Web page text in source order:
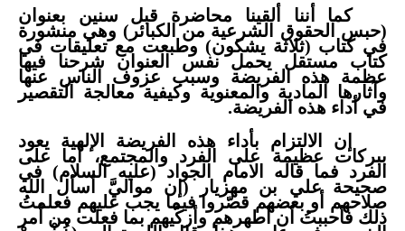
كما أننا ألقينا محاضرة قبل سنين بعنوان
(حبس الحقوق الشرعية من الكبائر) وهي منشورة
في كتاب (ثلاثة يشكون) وطبعت مع تعليقات في
كتاب مستقل يحمل نفس العنوان شرحنا فيها
عظمة هذه الفريضة وسبب عزوف الناس عنها
وآثارها المادية والمعنوية وكيفية معالجة التقصير
في أداء هذه الفريضة.
إن الالتزام بأداء هذه الفريضة الإلهية يعود
ببركات عظيمة على الفرد والمجتمع، أما على
الفرد فما قاله الامام الجواد (عليه السلام) في
صحيحة علي بن مهزيار (إن مواليَّ أسأل الله
صلاحهم أو بعضهم قصّروا فيما يجب عليهم فعلمتُ
ذلك فأحببتُ أن أطهرهم وأزكّيهم بما فعلت من أمر